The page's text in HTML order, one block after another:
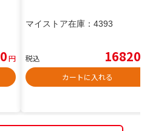
円
マイストア在庫： 4393
税込 16820
カートに入れる